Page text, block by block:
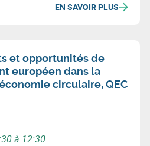
climatique des territoires.
EN SAVOIR PLUS
et opportunités de
européen dans la
circulaire, QEC
à 12:30